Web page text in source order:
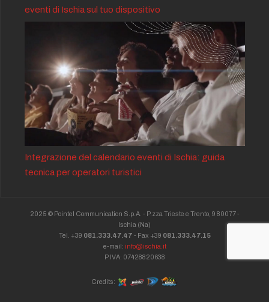
eventi di Ischia sul tuo dispositivo
Integrazione del calendario eventi di Ischia: guida
tecnica per operatori turistici
2025 © Pointel Communication S.p.A. - P.zza Trieste e Trento, 9 80077 -
Ischia (Na)
Tel. +39 081.333.47.47 - Fax +39 081.333.47.15
e-mail: info@ischia.it
P.IVA: 07428820638
Credits: